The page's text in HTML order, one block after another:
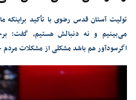
تولیت آستان قدس رضوی با تأکید
می‌بینیم و نه دنبالش هستیم، گفت:
اگرسودآور هم باشد مشکلی از مشکلات